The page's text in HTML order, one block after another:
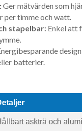
Ger mätvärden som
per timme och watt.
stapelbar: Enkel att
batterier.
askträ och